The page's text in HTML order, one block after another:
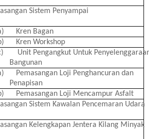
Sistem Penyampai
Kren Bagan
Kren Workshop
Unit Pengangkut Untuk
Bangunan
Pemasangan Loji Penghancuran dan
Penapisan
Pemasangan Loji Mencampur Asfalt
Sistem Kawalan Pencemaran Udara
Kelengkapan Jentera Kilang Minyak